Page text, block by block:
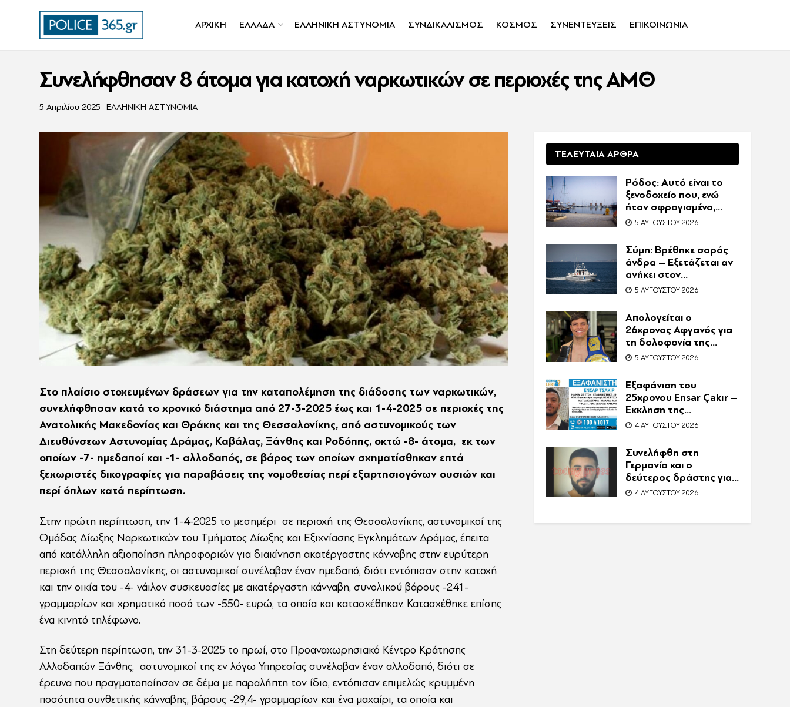
ΑΡΧΙΚΗ ΕΛΛΑΔΑ ΕΛΛΗΝΙΚΗ ΑΣΤΥΝΟΜΙΑ ΣΥΝΔΙΚΑΛΙΣΜΟΣ ΚΟΣΜΟΣ ΣΥΝΕΝΤΕΥΞΕΙΣ ΕΠΙΚΟΙΝΩΝΙΑ
Συνελήφθησαν 8 άτομα για κατοχή ναρκωτικών σε περιοχές της ΑΜΘ
5 Απριλίου 2025 ΕΛΛΗΝΙΚΗ ΑΣΤΥΝΟΜΙΑ
Στο πλαίσιο στοχευμένων δράσεων για την καταπολέμηση της διάδοσης των ναρκωτικών,
συνελήφθησαν κατά το χρονικό διάστημα από 27-3-2025 έως και 1-4-2025 σε περιοχές της
Ανατολικής Μακεδονίας και Θράκης και της Θεσσαλονίκης, από αστυνομικούς των
Διευθύνσεων Αστυνομίας Δράμας, Καβάλας, Ξάνθης και Ροδόπης, οκτώ -8- άτομα, εκ των
οποίων -7- ημεδαποί και -1- αλλοδαπός, σε βάρος των οποίων σχηματίσθηκαν επτά
ξεχωριστές δικογραφίες για παραβάσεις της νομοθεσίας περί εξαρτησιογόνων ουσιών και
περί όπλων κατά περίπτωση.
Στην πρώτη περίπτωση, την 1-4-2025 το μεσημέρι σε περιοχή της Θεσσαλονίκης, αστυνομικοί της
Ομάδας Δίωξης Ναρκωτικών του Τμήματος Δίωξης και Εξιχνίασης Εγκλημάτων Δράμας, έπειτα
από κατάλληλη αξιοποίηση πληροφοριών για διακίνηση ακατέργαστης κάνναβης στην ευρύτερη
περιοχή της Θεσσαλονίκης, οι αστυνομικοί συνέλαβαν έναν ημεδαπό, διότι εντόπισαν στην κατοχή
και την οικία του -4- νάιλον συσκευασίες με ακατέργαστη κάνναβη, συνολικού βάρους -241-
γραμμαρίων και χρηματικό ποσό των -550- ευρώ, τα οποία και κατασχέθηκαν. Κατασχέθηκε επίσης
ένα κινητό τηλέφωνο.
Στη δεύτερη περίπτωση, την 31-3-2025 το πρωί, στο Προαναχωρησιακό Κέντρο Κράτησης
Αλλοδαπών Ξάνθης, αστυνομικοί της εν λόγω Υπηρεσίας συνέλαβαν έναν αλλοδαπό, διότι σε
έρευνα που πραγματοποίησαν σε δέμα με παραλήπτη τον ίδιο, εντόπισαν επιμελώς κρυμμένη
ποσότητα συνθετικής κάνναβης, βάρους -29,4- γραμμαρίων και ένα μαχαίρι, τα οποία και
ΤΕΛΕΥΤΑΙΑ ΑΡΘΡΑ
Ρόδος: Αυτό είναι το
ξενοδοχείο που, ενώ
ήταν σφραγισμένο,
λειτουργούσε κανονικά
Συνελήφθη η
συνιδιοκτήτρια
5 ΑΥΓΟΎΣΤΟΥ 2026
Σύμη: Βρέθηκε σορός
άνδρα – Εξετάζεται αν
ανήκει στον
αγνοούμενο Γερμανό
5 ΑΥΓΟΎΣΤΟΥ 2026
Απολογείται ο
26χρονος Αφγανός για
τη δολοφονία της
Βρετανίδας στην
είχε γίνει ντοκιμαντέρ
5 ΑΥΓΟΎΣΤΟΥ 2026
Εξαφάνιση του
25χρονου Ensar Çakır –
Έκκληση της
οικογένειας για βοήθεια
4 ΑΥΓΟΎΣΤΟΥ 2026
Συνελήφθη στη
Γερμανία και ο
δεύτερος δράστης για
τη δολοφονία
4 ΑΥΓΟΎΣΤΟΥ 2026